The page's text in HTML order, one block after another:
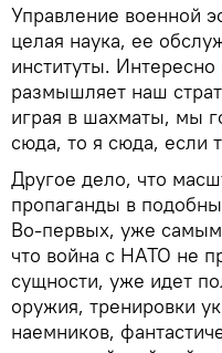
Управление военной
целая наука, ее
институты. Интересно
размышляет наш
играя в шахматы, мы
сюда, то я сюда, если
Другое дело, что
пропаганды в
Во-первых, уже
что война с НАТО не
сущности, уже идет
оружия, тренировки
наемников,